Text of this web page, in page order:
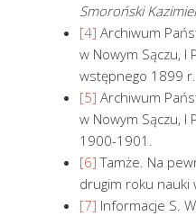
Smoroński
[4] Archiwum
w Nowym Sączu, I
wstępnego 1899 r.
[5] Archiwum
w Nowym Sączu, I
1900-1901.
[6] Tamże. Na
drugim roku nauki
[7] Informacje S.